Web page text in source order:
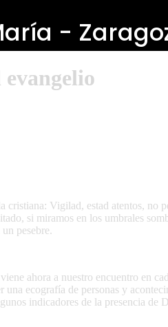
-
cristiana: Vigilad, estad atentos,
si miramos en los umbrales
pesebre.
ahora a nuestro encuentro en
una ecografía de personas y
indicadores de la presencia